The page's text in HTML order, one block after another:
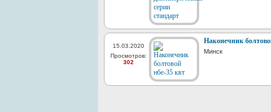
15.03.2020
Просмотров:
302
Наконечник
Минск